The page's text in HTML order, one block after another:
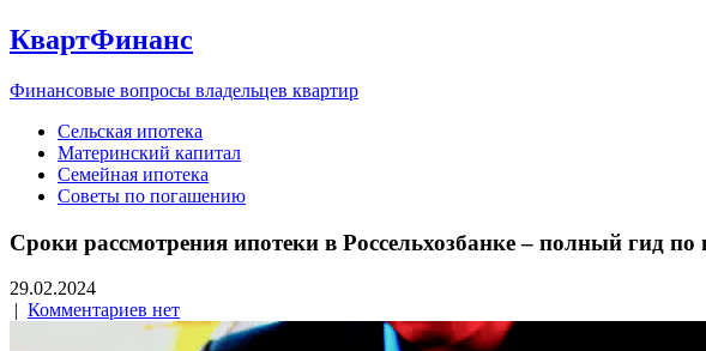
КвартФинанс
Финансовые вопросы владельцев квартир
Сельская ипотека
Материнский капитал
Семейная ипотека
Советы по погашению
Сроки рассмотрения ипотеки в Россельхозбанке – полный гид
29.02.2024
| Комментариев нет